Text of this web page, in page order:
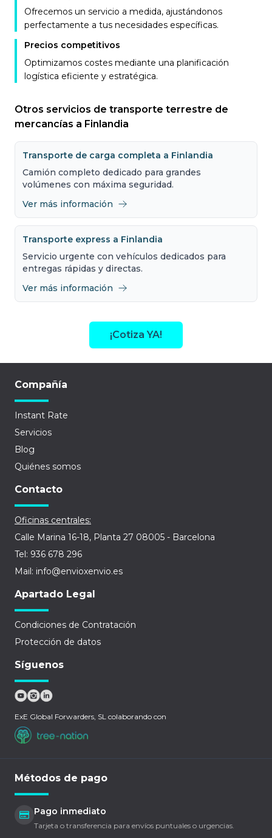
Ofrecemos un servicio a medida, ajustándonos
perfectamente a tus necesidades específicas.
Precios competitivos
Optimizamos costes mediante una planificación
logística eficiente y estratégica.
Otros servicios de transporte terrestre de
mercancías a Finlandia
Transporte de carga completa a Finlandia
Camión completo dedicado para grandes
volúmenes con máxima seguridad.
Ver más información
Transporte express a Finlandia
Servicio urgente con vehículos dedicados para
entregas rápidas y directas.
Ver más información
¡Cotiza YA!
Compañía
Instant Rate
Servicios
Blog
Quiénes somos
Contacto
Oficinas centrales:
Calle Marina 16-18, Planta 27 08005 - Barcelona
Tel: 936 678 296
Mail: info@envioxenvio.es
Apartado Legal
Condiciones de Contratación
Protección de datos
Síguenos
ExE Global Forwarders, SL colaborando con
Métodos de pago
Pago inmediato
Tarjeta o transferencia para envíos puntuales o urgencias.